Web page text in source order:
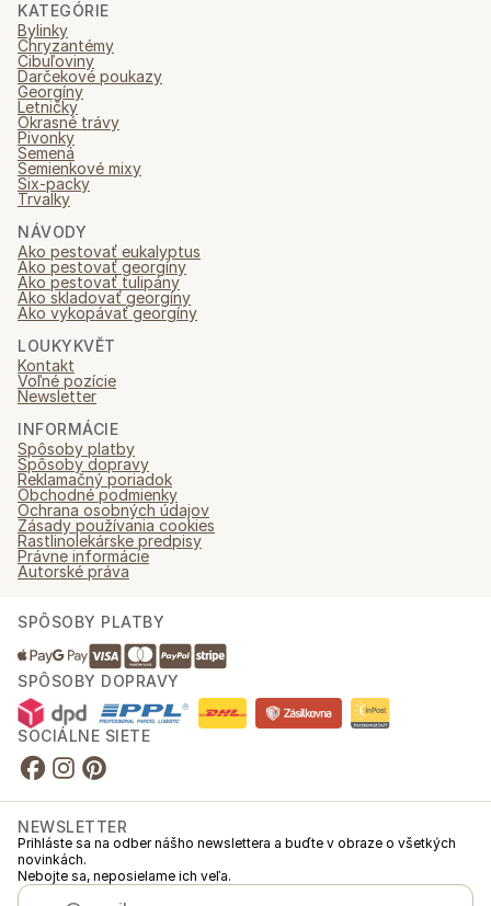
KATEGÓRIE
Bylinky
Chryzantémy
Cibuľoviny
Darčekové poukazy
Georgíny
Letničky
Okrasné trávy
Pivonky
Semená
Semienkové mixy
Six-packy
Trvalky
NÁVODY
Ako pestovať eukalyptus
Ako pestovať georgíny
Ako pestovať tulipány
Ako skladovať georgíny
Ako vykopávať georgíny
LOUKYKVĚT
Kontakt
Voľné pozície
Newsletter
INFORMÁCIE
Spôsoby platby
Spôsoby dopravy
Reklamačný poriadok
Obchodné podmienky
Ochrana osobných údajov
Zásady používania cookies
Rastlinolekárske predpisy
Právne informácie
Autorské práva
SPÔSOBY PLATBY
SPÔSOBY DOPRAVY
SOCIÁLNE SIETE
NEWSLETTER
Prihláste sa na odber nášho newslettera a buďte v obraze o všetkých
novinkách.
Nebojte sa, neposielame ich veľa.